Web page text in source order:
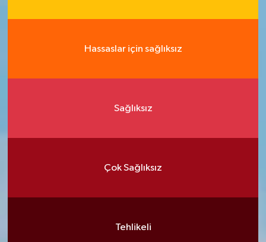
Hassaslar için sağlıksız
Sağlıksız
Çok Sağlıksız
Tehlikeli